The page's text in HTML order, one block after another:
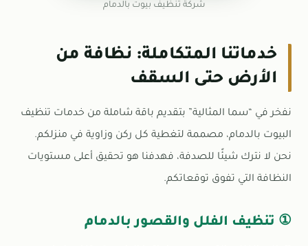
شركة تنظيف بيوت بالدمام
خدماتنا المتكاملة: نظافة من
الأرض حتى السقف
نفخر في “سما المثالية” بتقديم باقة شاملة من خدمات تنظيف
البيوت بالدمام، مصممة لتغطية كل ركن وزاوية في منزلكم.
نحن لا نترك شيئًا للصدفة، فهدفنا هو تحقيق أعلى مستويات
النظافة التي تفوق توقعاتكم.
① تنظيف الفلل والقصور بالدمام